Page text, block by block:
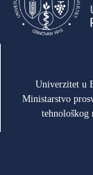
Univerzitet u
Ministarstvo
tehnološkog